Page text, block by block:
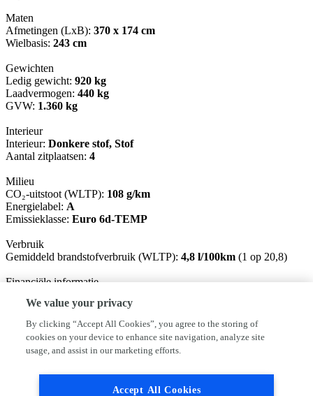
Maten
Afmetingen (LxB): 370 x 174 cm
Wielbasis: 243 cm
Gewichten
Ledig gewicht: 920 kg
Laadvermogen: 440 kg
GVW: 1.360 kg
Interieur
Interieur: Donkere stof, Stof
Aantal zitplaatsen: 4
Milieu
CO₂-uitstoot (WLTP): 108 g/km
Energielabel: A
Emissieklasse: Euro 6d-TEMP
Verbruik
Gemiddeld brandstofverbruik (WLTP): 4,8 l/100km (1 op 20,8)
Financiële informatie
Garantie
BOVAG 40-Puntencheck:
Ja
Afleverpakketten
We value your privacy
By clicking “Accept All Cookies”, you agree to the storing of
cookies on your device to enhance site navigation, analyze site
usage, and assist in our marketing efforts.
Accept All Cookies